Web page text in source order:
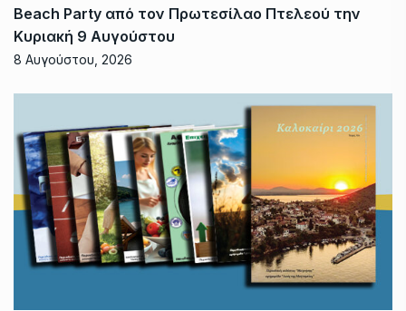
Beach Party από τον Πρωτεσίλαο Πτελεού την
Κυριακή 9 Αυγούστου
8 Αυγούστου, 2026